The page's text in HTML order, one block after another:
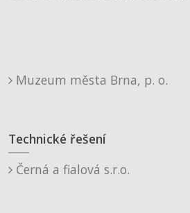
Muzeum města Brna, p. o.
Technické řešení
Černá a fialová s.r.o.